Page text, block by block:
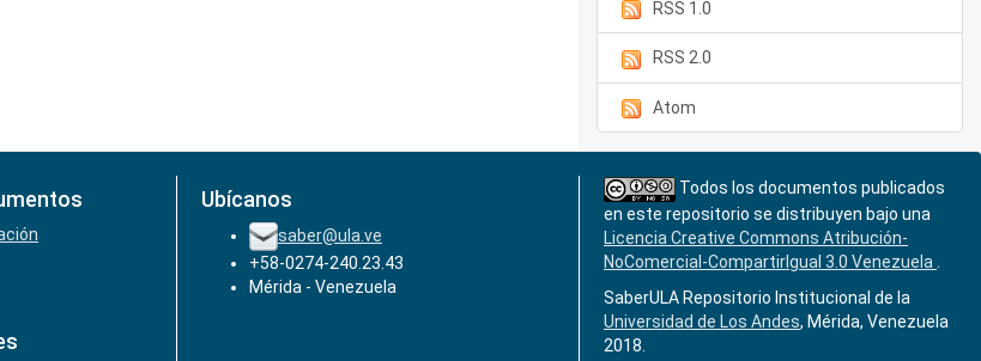
RSS 1.0
RSS 2.0
Atom
Ubícanos
saber@ula.ve
+58-0274-240.23.43
Mérida - Venezuela
Todos los documentos publicados
en este repositorio se distribuyen bajo una
Licencia Creative Commons Atribución-
NoComercial-CompartirIgual 3.0 Venezuela
SaberULA Repositorio Institucional de la
Universidad de Los Andes, Mérida, Venezuela
2018.